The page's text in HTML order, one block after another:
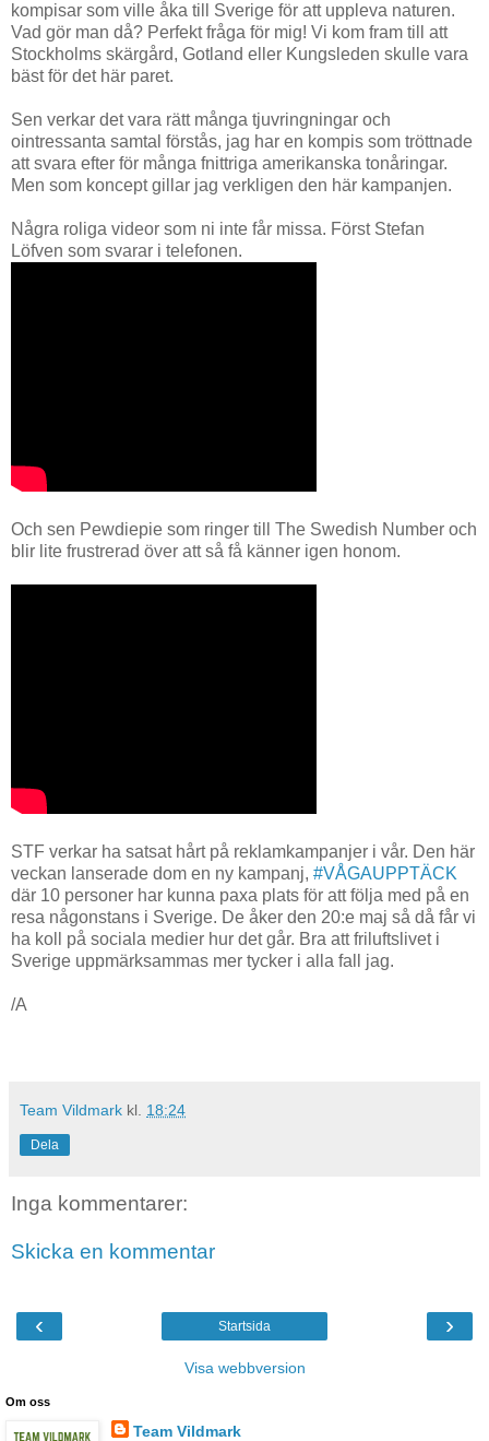
kompisar som ville åka till Sverige för att uppleva naturen.
Vad gör man då? Perfekt fråga för mig! Vi kom fram till att
Stockholms skärgård, Gotland eller Kungsleden skulle vara
bäst för det här paret.
Sen verkar det vara rätt många tjuvringningar och
ointressanta samtal förstås, jag har en kompis som tröttnade
att svara efter för många fnittriga amerikanska tonåringar.
Men som koncept gillar jag verkligen den här kampanjen.
Några roliga videor som ni inte får missa. Först Stefan
Löfven som svarar i telefonen.
Och sen Pewdiepie som ringer till The Swedish Number och
blir lite frustrerad över att så få känner igen honom.
STF verkar ha satsat hårt på reklamkampanjer i vår. Den här
veckan lanserade dom en ny kampanj, #VÅGAUPPTÄCK
där 10 personer har kunna paxa plats för att följa med på en
resa någonstans i Sverige. De åker den 20:e maj så då får vi
ha koll på sociala medier hur det går. Bra att friluftslivet i
Sverige uppmärksammas mer tycker i alla fall jag.
/A
Team Vildmark kl. 18:24
Dela
Inga kommentarer:
Skicka en kommentar
‹ ›
Startsida
Visa webbversion
Om oss
Team Vildmark